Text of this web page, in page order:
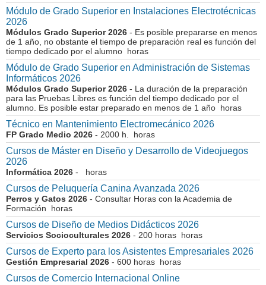
Módulo de Grado Superior en Instalaciones Electrotécnicas
2026
Módulos Grado Superior 2026 - Es posible prepararse en menos
de 1 año, no obstante el tiempo de preparación real es función del
tiempo dedicado por el alumno horas
Módulo de Grado Superior en Administración de Sistemas
Informáticos 2026
Módulos Grado Superior 2026 - La duración de la preparación
para las Pruebas Libres es función del tiempo dedicado por el
alumno. Es posible estar preparado en menos de 1 año horas
Técnico en Mantenimiento Electromecánico 2026
FP Grado Medio 2026 - 2000 h. horas
Cursos de Máster en Diseño y Desarrollo de Videojuegos
2026
Informática 2026 - horas
Cursos de Peluquería Canina Avanzada 2026
Perros y Gatos 2026 - Consultar Horas con la Academia de
Formación horas
Cursos de Diseño de Medios Didácticos 2026
Servicios Socioculturales 2026 - 200 horas horas
Cursos de Experto para los Asistentes Empresariales 2026
Gestión Empresarial 2026 - 600 horas horas
Cursos de Comercio Internacional Online